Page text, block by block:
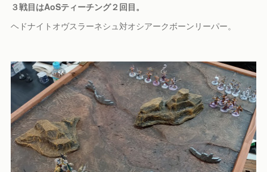
３戦目はAoSティーチング２回目。
ヘドナイトオヴスラーネシュ対オシアークボーンリーパー。